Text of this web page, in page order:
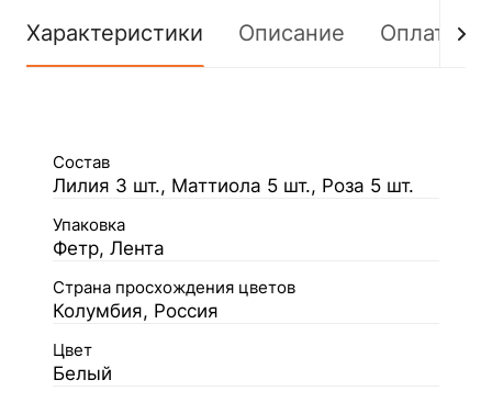
Характеристики Описание Оплата
Состав
Лилия 3 шт., Маттиола 5 шт., Роза 5 шт.
Упаковка
Фетр, Лента
Страна просхождения цветов
Колумбия, Россия
Цвет
Белый